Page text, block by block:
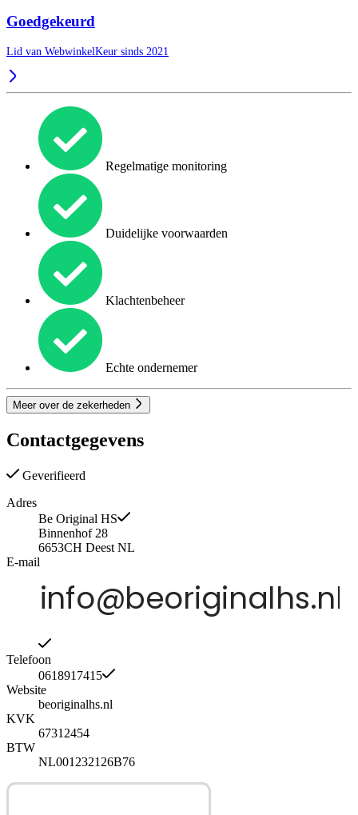
Goedgekeurd
Lid van WebwinkelKeur sinds 2021
Regelmatige monitoring
Duidelijke voorwaarden
Klachtenbeheer
Echte ondernemer
Meer over de zekerheden
Contactgegevens
Geverifieerd
Adres
Be Original HS
Binnenhof 28
6653CH Deest NL
E-mail
Telefoon
0618917415
Website
beoriginalhs.nl
KVK
67312454
BTW
NL001232126B76